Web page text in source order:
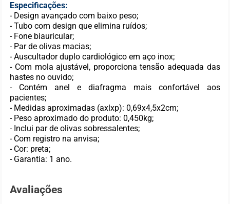
Especificações:
- Design avançado com baixo peso;
- Tubo com design que elimina ruídos;
- Fone biauricular;
- Par de olivas macias;
- Auscultador duplo cardiológico em aço inox;
- Com mola ajustável, proporciona tensão adequada das
hastes no ouvido;
- Contém anel e diafragma mais confortável aos
pacientes;
- Medidas aproximadas (axlxp): 0,69x4,5x2cm;
- Peso aproximado do produto: 0,450kg;
- Inclui par de olivas sobressalentes;
- Com registro na anvisa;
- Cor: preta;
- Garantia: 1 ano.
Avaliações